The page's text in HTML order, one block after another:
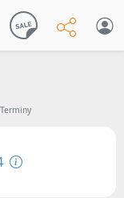
Terminy